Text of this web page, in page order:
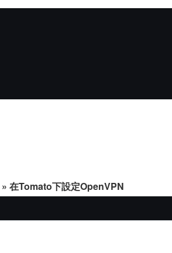
» 在Tomato下設定OpenVPN